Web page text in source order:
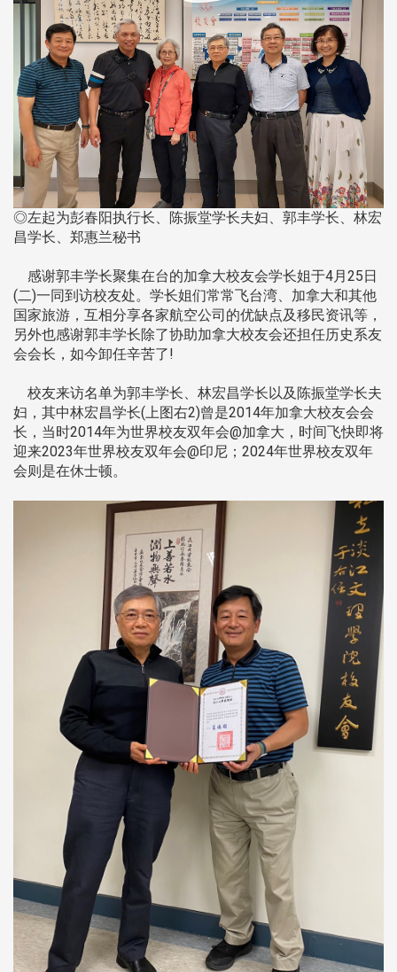
◎左起为彭春阳执行长、陈振堂学长夫妇、郭丰学长、林宏
昌学长、郑惠兰秘书
感谢郭丰学长聚集在台的加拿大校友会学长姐于4月25日
(二)一同到访校友处。学长姐们常常飞台湾、加拿大和其他
国家旅游，互相分享各家航空公司的优缺点及移民资讯等，
另外也感谢郭丰学长除了协助加拿大校友会还担任历史系友
会会长，如今卸任辛苦了!
校友来访名单为郭丰学长、林宏昌学长以及陈振堂学长夫
妇，其中林宏昌学长(上图右2)曾是2014年加拿大校友会会
长，当时2014年为世界校友双年会@加拿大，时间飞快即将
迎来2023年世界校友双年会@印尼；2024年世界校友双年
会则是在休士顿。